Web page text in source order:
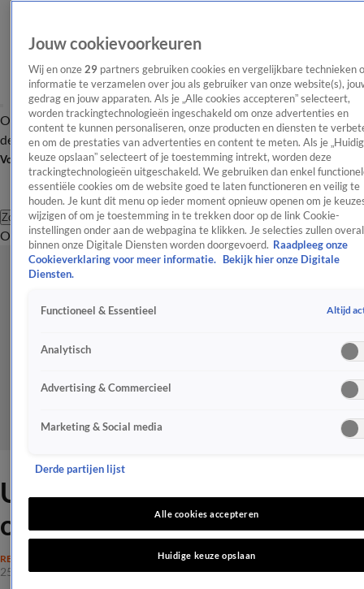
OverzichtAfleveringen Entertainment TV Algemeen
Tip
de redactieNieuwsbrief
Volg Shownieuws
Zoeken
OverzichtEntertainmentSpraakmakendRealityCrimeVideo's
Urk!-Mathilde emotioneel
over liefdespartner
REALITY
25 okt 2022, 13:25
Jouw cookievoorkeuren
Wij en onze 29 partners gebruiken cookies en vergelijkbare technieken
informatie te verzamelen over jou als gebruiker van onze website(s),
gedrag en jouw apparaten. Als je „Alle cookies accepteren” selecteert,
worden trackingtechnologieën ingeschakeld om onze advertenties en
content te kunnen personaliseren, onze producten en diensten te
en om de prestaties van advertenties en content te meten. Als je
keuze opslaan” selecteert of je toestemming intrekt, worden deze
trackingtechnologieën uitgeschakeld. We gebruiken dan enkel
essentiële cookies om de website goed te laten functioneren en veilig te
houden. Je kunt dit menu op ieder moment opnieuw openen om je
wijzigen of om je toestemming in te trekken door op de link Cookie-
instellingen onder aan de webpagina te klikken. Je selecties zullen overal
binnen onze Digitale Diensten worden doorgevoerd. Raadpleeg onze
Cookieverklaring voor meer informatie.
Bekijk hier onze Digitale
Diensten.
Functioneel & Essentieel Altijd
Analytisch
Advertising & Commercieel
Marketing & Social media
Derde partijen lijst
Alle cookies accepteren
Huidige keuze opslaan